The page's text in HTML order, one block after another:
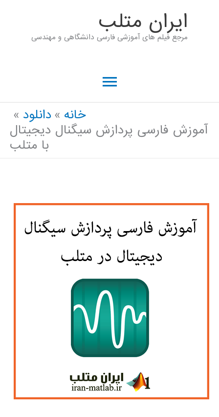
ايران متلب
مرجع فیلم های آموزشی فارسی دانشگاهی و مهندسی
فهرست
اصلیخانه
دانلود
آموزش فارسی پردازش سیگنال دیجیتال
با متلب